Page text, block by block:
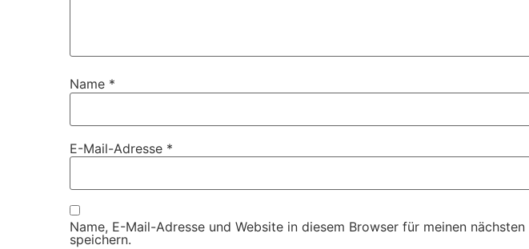
Name *
E-Mail-Adresse *
Name, E-Mail-Adresse und Website in diesem Browser für meinen nächsten
speichern.